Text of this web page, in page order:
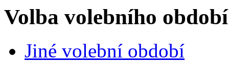
Volba volebního období
Jiné volební období